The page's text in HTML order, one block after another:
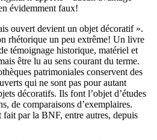
évidemment faux!
ouvert devient un objet décoratif ».
rhétorique un peu extrême! Un livre
témoignage historique, matériel et
être lu au sens courant du terme.
patrimoniales conservent des
qui ne sont pas pour autant
décoratifs. Ils font l’objet d’études
de comparaisons d’exemplaires.
fait par la BNF, entre autres, depuis